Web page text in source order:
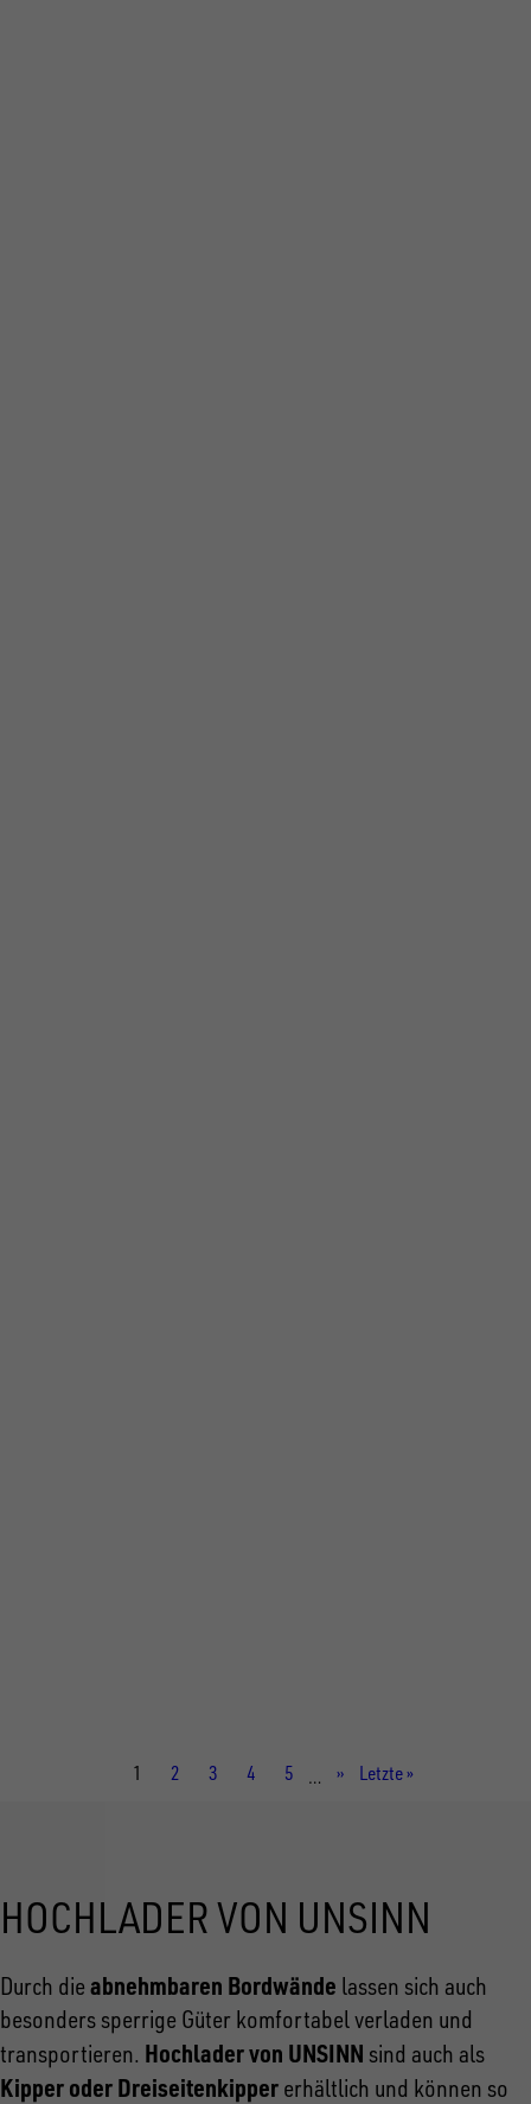
Aktuelle
1 Seite
2 Seite
3 Seite
4 Seite
5 …
Nächste
››
Letzte
Letzte »
HOCHLADER VON UNSINN
Durch die abnehmbaren Bordwände lassen sich auch
besonders sperrige Güter komfortabel verladen und
transportieren. Hochlader von UNSINN sind auch als
Kipper oder Dreiseitenkipper erhältlich und können so